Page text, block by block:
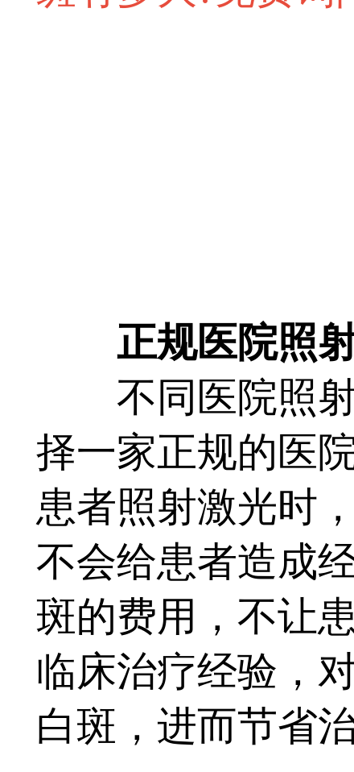
正规医院照射
不同医院照射
择一家正规的医
患者照射激光时
不会给患者造成
斑的费用，不让
临床治疗经验，
白斑，进而节省